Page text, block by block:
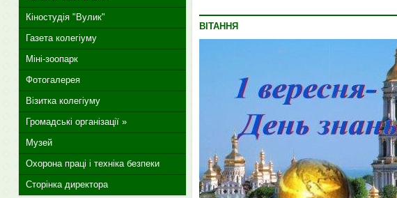
ВІТАННЯ
Кіностудія "Вулик"
Газета колегіуму
Міні-зоопарк
Фотогалерея
Візитка колегіуму
Громадські організації »
Музей
Охорона праці і техніка безпеки
Сторінка директора